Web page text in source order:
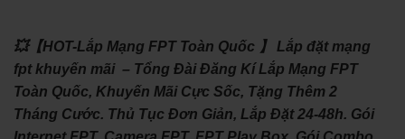
💥【HOT-Lắp Mạng FPT Toàn Quốc 】 Lắp đặt mạng
fpt khuyến mãi – Tổng Đài Đăng Kí Lắp Mạng FPT
Toàn Quốc, Khuyến Mãi Cực Sốc, Tặng Thêm 2
Tháng Cước. Thủ Tục Đơn Giản, Lắp Đặt 24-48h. Gói